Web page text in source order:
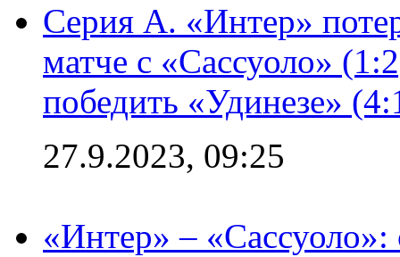
Серия А. «Интер»
матче с «Сассуоло»
победить «Удинезе»
27.9.2023, 09:25
«Интер» –